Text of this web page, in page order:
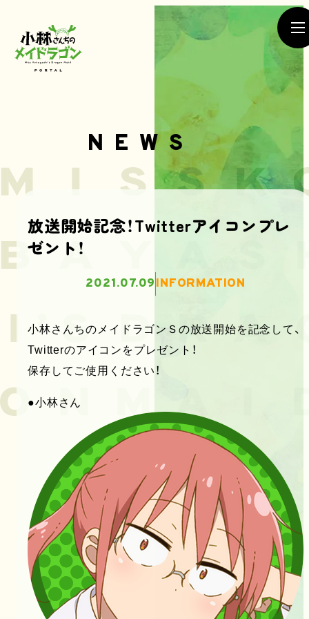
MOVIE
NEWS
放送開始記念！Twitterアイコンプレ
ゼント！
2021.07.09INFORMATION
小林さんちのメイドラゴンＳの放送開始を記念して、
Twitterのアイコンをプレゼント！
保存してご使用ください！
●小林さん